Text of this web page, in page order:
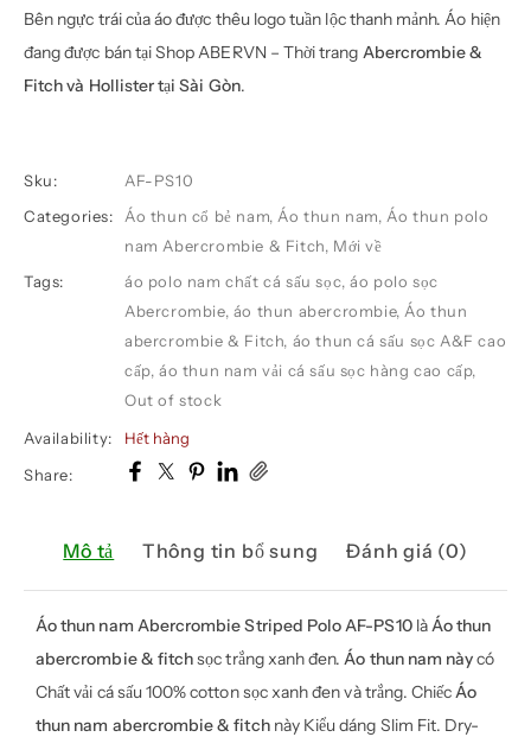
Bên ngực trái của áo được thêu logo tuần lộc thanh mảnh. Áo hiện
đang được bán tại Shop ABERVN – Thời trang Abercrombie &
Fitch và Hollister tại Sài Gòn.
Sku:
AF-PS10
Categories:
Áo thun cổ bẻ nam, Áo thun nam, Áo thun polo
nam Abercrombie & Fitch, Mới về
Tags:
áo polo nam chất cá sấu sọc,áo polo sọc
Abercrombie, áo thun abercrombie, Áo thun
abercrombie & Fitch, áo thun cá sấu sọc A&F cao
cấp,áo thun nam vải cá sấu sọc hàng cao cấp,
Out of stock
Availability:
Hết hàng
Share:
Mô tả Thông tin bổ sung Đánh giá (0)
Áo thun nam AbercrombieStriped Polo AF-PS10làÁo thun
abercrombie & fitchsọc trắng xanh đen.Áo thun nam nàycó
Chất vải cá sấu 100% cotton sọc xanh đen và trắng. ChiếcÁo
thun nam abercrombie & fitchnày Kiểu dáng Slim Fit. Dry-